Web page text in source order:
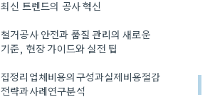
최신 트렌드의 공사 혁신
철거공사 안전과 품질 관리의 새로운
기준, 현장 가이드와 실전 팁
집정리업체비용의구성과실제비용절감
전략과사례연구분석